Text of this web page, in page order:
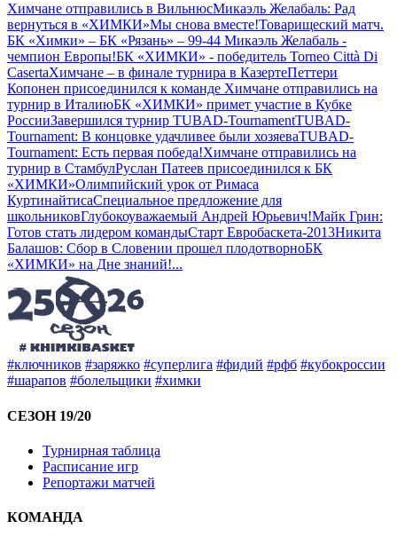
Химчане отправились в ВильнюсМикаэль Желабаль: Рад
вернуться в «ХИМКИ»Мы снова вместе!Товарищеский матч.
БК «Химки» – БК «Рязань» – 99-44 Микаэль Желабаль -
чемпион Европы!БК «ХИМКИ» - победитель Torneo Città Di
CasertaХимчане – в финале турнира в КазертеПеттери
Копонен присоединился к команде Химчане отправились на
турнир в ИталиюБК «ХИМКИ» примет участие в Кубке
РоссииЗавершился турнир TUBAD-TournamentTUBAD-
Tournament: В концовке удачливее были хозяеваTUBAD-
Tournament: Есть первая победа!Химчане отправились на
турнир в СтамбулРуслан Патеев присоединился к БК
«ХИМКИ»Олимпийский урок от Римаса
КуртинайтисаСпециальное предложение для
школьниковГлубокоуважаемый Андрей Юрьевич!Майк Грин:
Готов стать лидером командыСтарт Евробаскета-2013Никита
Балашов: Сбор в Словении прошел плодотворноБК
«ХИМКИ» на Дне знаний!...
#ключников #заряжко #суперлига #фидий #рфб #кубокроссии
#шарапов #болельщики #химки
СЕЗОН 19/20
Турнирная таблица
Расписание игр
Репортажи матчей
КОМАНДА